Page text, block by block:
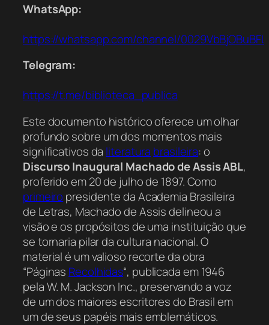
WhatsApp:
https://whatsapp.com/channel/
Telegram:
https://t.me/biblioteca_publica
Este documento histórico oferece um olhar
profundo sobre um dos momentos mais
significativos da literatura brasileira: o
Discurso Inaugural Machado de Assis ABL,
proferido em 20 de julho de 1897. Como
primeiro presidente da Academia Brasileira
de Letras, Machado de Assis delineou a
visão e os propósitos de uma instituição que
se tornaria pilar da cultura nacional. O
material é um valioso recorte da obra
“Páginas Recolhidas“, publicada em 1946
pela W. M. Jackson Inc., preservando a voz
de um dos maiores escritores do Brasil em
um de seus papéis mais emblemáticos.